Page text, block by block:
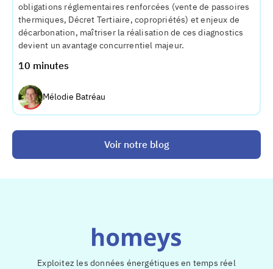
obligations réglementaires renforcées (vente de passoires
thermiques, Décret Tertiaire, copropriétés) et enjeux de
décarbonation, maîtriser la réalisation de ces diagnostics
devient un avantage concurrentiel majeur.
10 minutes
Mélodie Batréau
Voir notre blog
Exploitez les données énergétiques en temps réel